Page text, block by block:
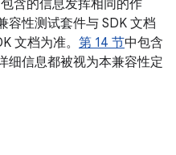
含的信息发挥相同的作
容性测试套件与 SDK 文档
文档为准。 第 14 节中包含
细信息都被视为本兼容性定